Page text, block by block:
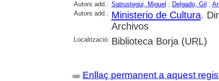
Autors add.: Satrustegui, Miguel ; Delgado, Gil ;
Autors add.: Ministerio de Cultura.
Archivos
Localització: Biblioteca Borja (URL)
Enllaç permanent a aquest